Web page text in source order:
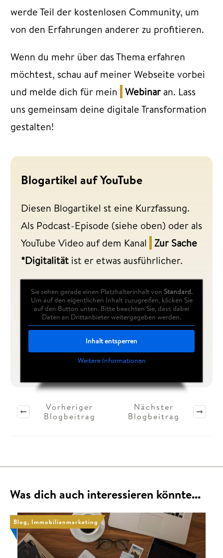
werde Teil der kostenlosen Community, um
von den Erfahrungen anderer zu profitieren.
Wenn du mehr über das Thema erfahren
möchtest, schau auf meiner Webseite vorbei
und melde dich für mein Webinar an. Lass
uns gemeinsam deine digitale Transformation
gestalten!
Blogartikel auf YouTube
Diesen Blogartikel st eine Kurzfassung.
Als Podcast-Episode (siehe oben) oder als
YouTube Video auf dem Kanal Zur Sache
*Digitalität ist er etwas ausführlicher.
Sie sehen gerade einen Platzhalterinhalt von Standard.
Um auf den eigentlichen Inhalt zuzugreifen, klicken Sie
auf den Button unten. Bitte beachten Sie, dass dabei
Daten an Drittanbieter weitergegeben werden.
Inhalt entsperren
Weitere Informationen
Vorheriger
Blogbeitrag
Nächster
Blogbeitrag
Was dich auch interessieren könnte...
Blog, Immobilienmarketing